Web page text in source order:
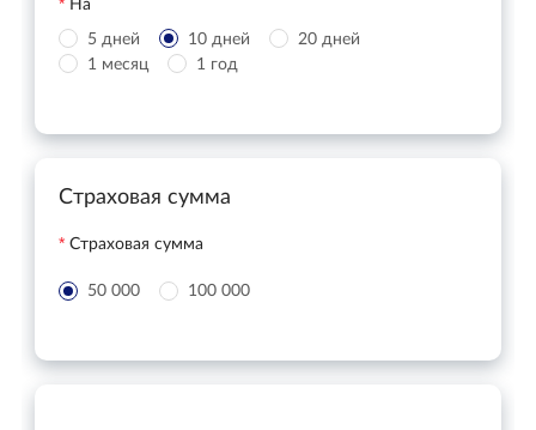
На
5 дней 10 дней
20 дней
1 месяц
1 год
Страховая сумма
Страховая сумма
50 000 100 000